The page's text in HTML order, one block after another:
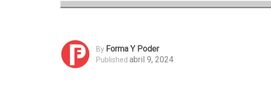
By Forma Y Poder
Published abril 9, 2024